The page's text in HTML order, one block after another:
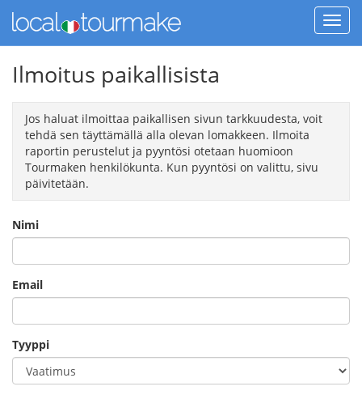
Ilmoitus paikallisista
Jos haluat ilmoittaa paikallisen sivun tarkkuudesta, voit
tehdä sen täyttämällä alla olevan lomakkeen. Ilmoita
raportin perustelut ja pyyntösi otetaan huomioon
Tourmaken henkilökunta. Kun pyyntösi on valittu, sivu
päivitetään.
Nimi
Email
Tyyppi